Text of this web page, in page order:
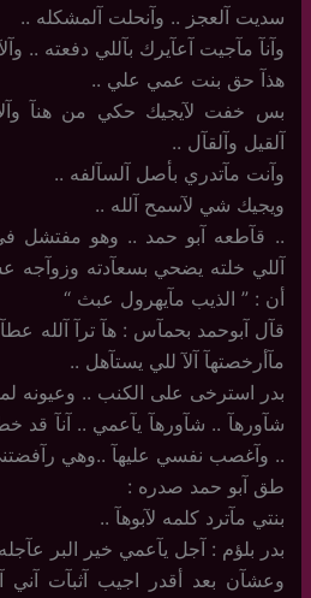
سديت آلعجز .. وآنحلت آلمشكله ..
وآنآ مآجيت آعآيرك بآللي دفعته ..
هذآ حق بنت عمي علي ..
بس خفت لآيجيك حكي من هنآ
آلقيل وآلقآل ..
وآنت مآتدري بأصل آلسآلفه ..
ويجيك شي لآسمح آلله ..
..‏ قآطعه آبو حمد .. وهو مفتشل
آللي خلته يضحي بسعآدته وزوآجه
أن : ” الذيب مآيهرول عبث “
قآل آبوحمد بحمآس : هآ ترآ آلله
مآأرخصتهآ آلآ للي يستآهل ..
بدر استرخى على الكنب .. وعيونه
شآورهآ .. شآورهآ يآعمي .. آنآ قد
.. وآغصب نفسي عليهآ ..وهي
طق آبو حمد صدره :
بنتي مآترد كلمه لآبوهآ ..
بدر بلؤم : آجل يآعمي خير البر
وعشآن بعد أقدر اجيب آثبآت آني